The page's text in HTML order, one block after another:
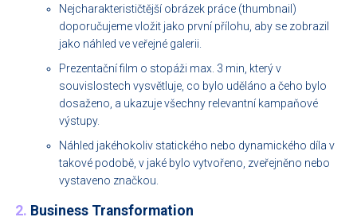
Nejcharakterističtější obrázek práce (thumbnail)
doporučujeme vložit jako první přílohu, aby se zobrazil
jako náhled ve veřejné galerii.
Prezentační film o stopáži max. 3 min, který v
souvislostech vysvětluje, co bylo uděláno a čeho bylo
dosaženo, a ukazuje všechny relevantní kampaňové
výstupy.
Náhled jakéhokoliv statického nebo dynamického díla v
takové podobě, v jaké bylo vytvořeno, zveřejněno nebo
vystaveno značkou.
2. Business Transformation